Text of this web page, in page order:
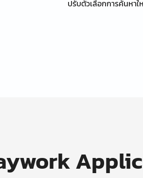
ปรับตัวเลือกการค้นหา